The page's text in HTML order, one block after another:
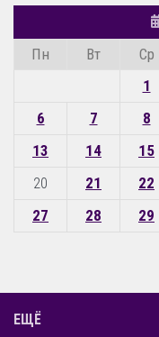
Пн
Вт Ср
1
6
7 8
13
14 15
20
21 22
27
28 29
ЕЩЁ